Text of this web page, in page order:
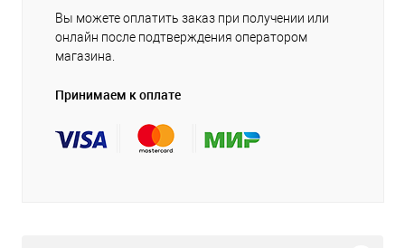
Вы можете оплатить заказ при получении или
онлайн после подтверждения оператором
магазина.
Принимаем к оплате